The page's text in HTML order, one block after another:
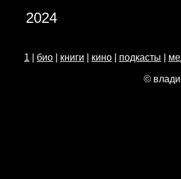
2024
1 био книги кино подкасты
©